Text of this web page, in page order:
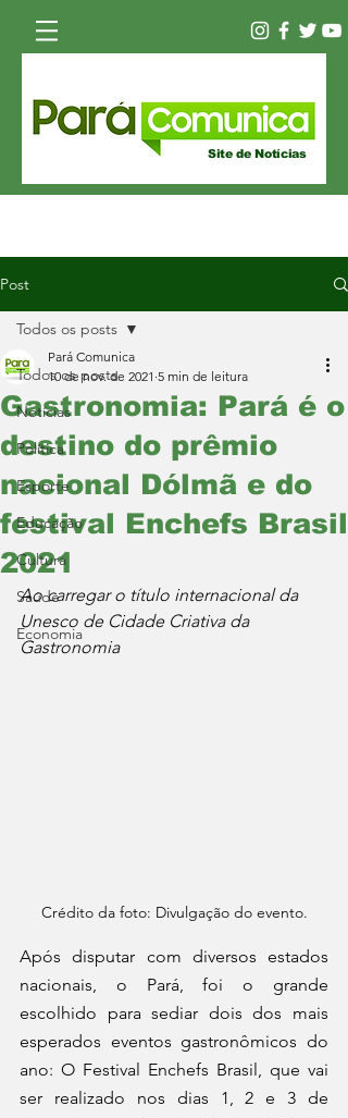
Site de Notícias
Post
Todos os posts
Notícias
Política
Esporte
Educação
Cultura
Saúde
Economia
Todos os posts
Gastronomia: Pará é o
destino do prêmio
nacional Dólmã e do
festival Enchefs Brasil
2021
Pará Comunica
10 de nov. de 2021 5 min de leitura
Ao carregar o título internacional da
Unesco de Cidade Criativa da
Gastronomia
Crédito da foto: Divulgação do evento.
Após disputar com diversos estados
nacionais, o Pará, foi o grande
escolhido para sediar dois dos mais
esperados eventos gastronômicos do
ano: O Festival Enchefs Brasil, que vai
ser realizado nos dias 1, 2 e 3 de